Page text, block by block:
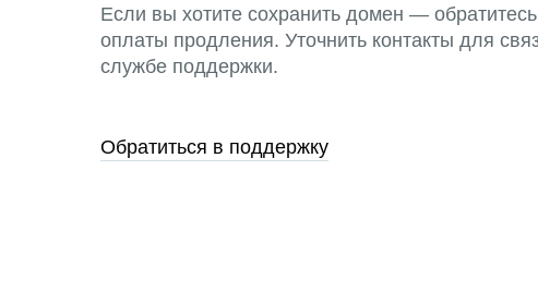
Если вы хотите сохранить домен —
оплаты продления. Уточнить контакты для
службе поддержки.
Обратиться в поддержку